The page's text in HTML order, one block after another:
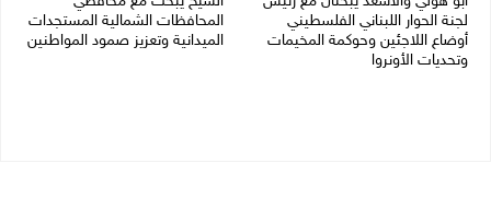
لجنة الحوار اللبناني الفلسطيني
أوضاع اللاجئين وحوكمة المخيمات
وتحديات الأونروا
المحافظات الشمالية المستجدات
الميدانية وتعزيز صمود المواطنين